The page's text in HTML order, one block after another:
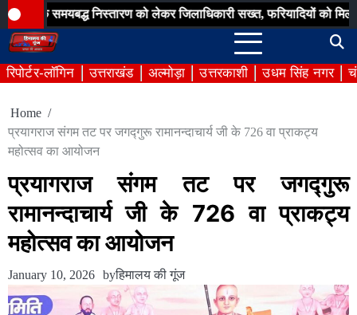
Skip
to
content
निस्तारण को लेकर जिलाधिकारी सख्त, फरियादियों को मिली त्वरित राहत
रिपोर्टर-लॉगिन उत्तराखंड अल्मोड़ा उत्तरकाशी उधम सिंह नगर
Home
प्रयागराज संगम तट पर जगद्गुरू रामानन्दाचार्य जी के 726 वा प्राकट्य
महोत्सव का आयोजन
प्रयागराज संगम तट पर जगद्गुरू
रामानन्दाचार्य जी के 726 वा प्राकट्य
महोत्सव का आयोजन
January 10, 2026 byहिमालय की गूंज